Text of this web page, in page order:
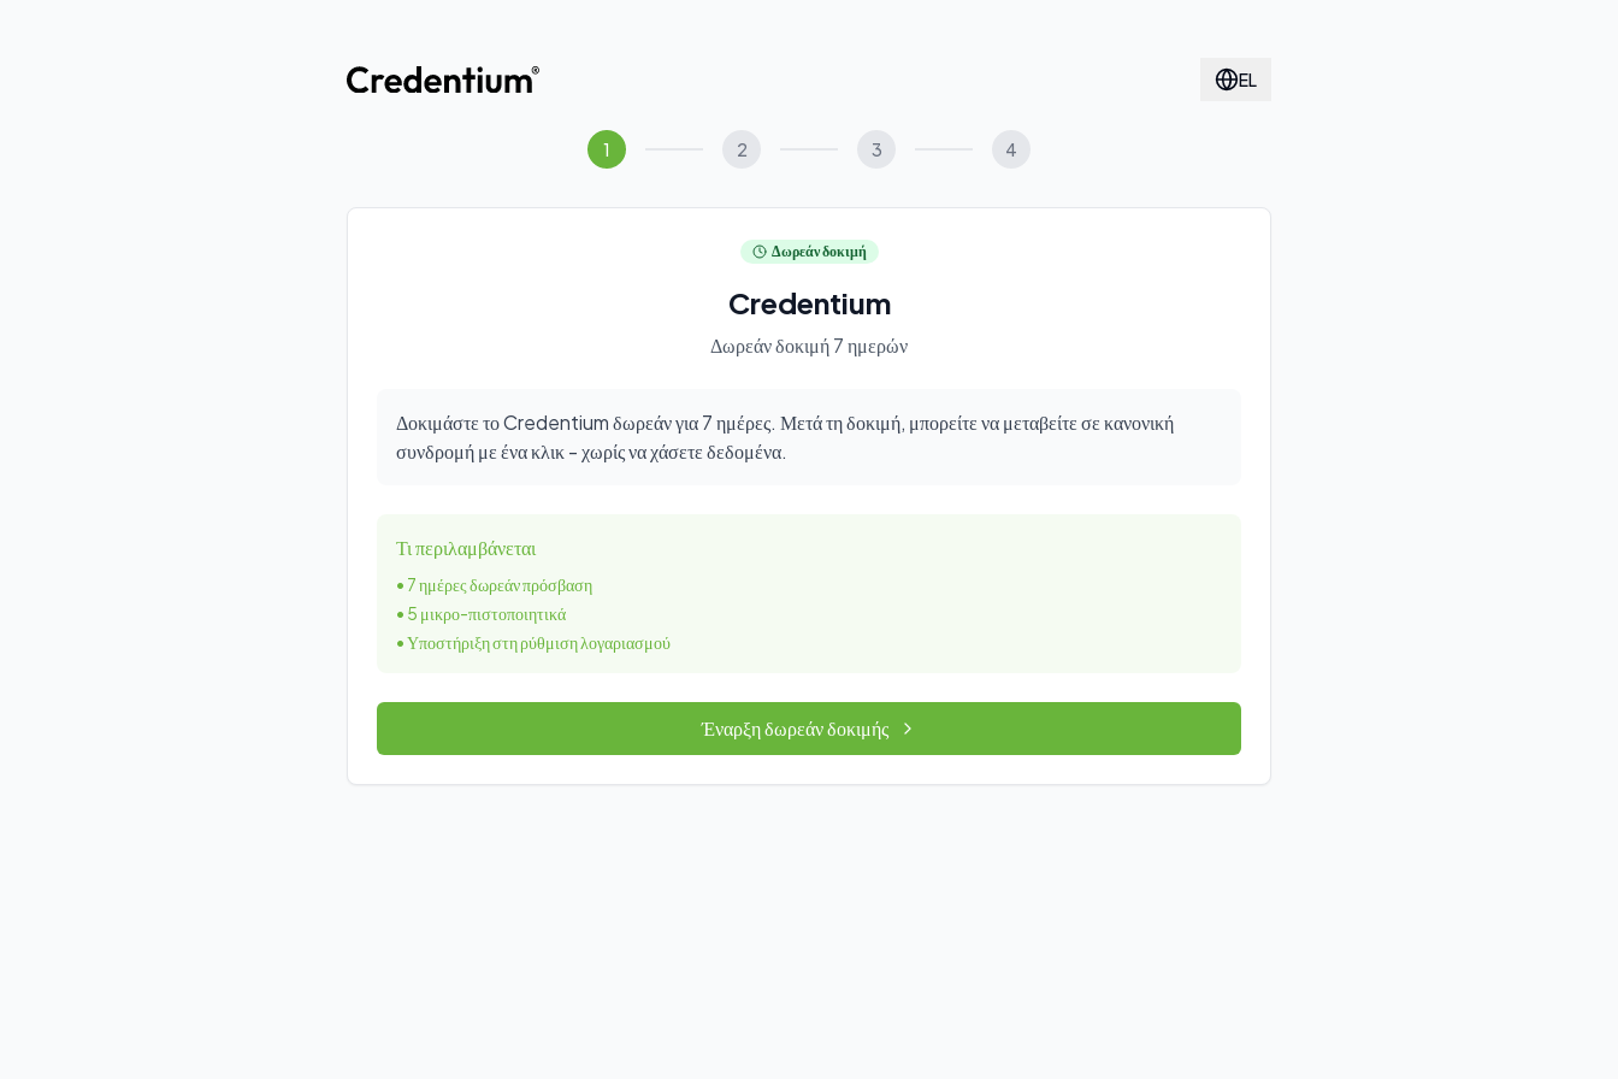
EL
1 2 3 4
Δωρεάν δοκιμή
Credentium
Δωρεάν δοκιμή 7 ημερών
Δοκιμάστε το Credentium δωρεάν για 7 ημέρες. Μετά τη δοκιμή, μπορείτε να μεταβείτε σε κανονική
συνδρομή με ένα κλικ - χωρίς να χάσετε δεδομένα.
Τι περιλαμβάνεται
• 7 ημέρες δωρεάν πρόσβαση
• 5 μικρο-πιστοποιητικά
•Υποστήριξη στη ρύθμιση λογαριασμού
Έναρξη δωρεάν δοκιμής